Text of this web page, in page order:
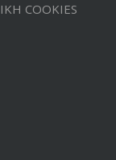
COOKIES